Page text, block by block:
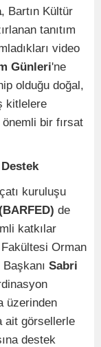
, Bartın Kültür
tanıtım
video
Günleri'ne
olduğu doğal,
kitlelere
önemli bir fırsat
kuruluşu
de
katkılar
Orman
Sabri
üzerinden
ait görsellerle
destek